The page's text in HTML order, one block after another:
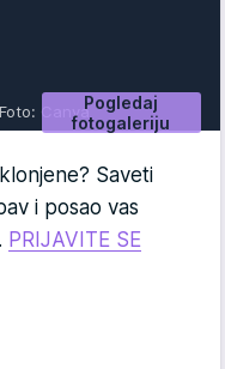
Pogledaj
fotogaleriju
Foto: Canva
Saveti
i posao vas
PRIJAVITE SE